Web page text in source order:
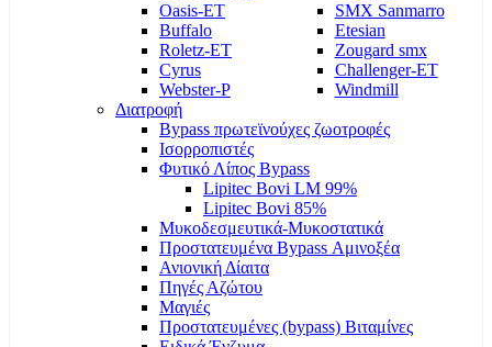
Oasis-ET
Buffalo
Roletz-ET
Cyrus
Webster-P
SMX Sanmarro
Etesian
Zougard smx
Challenger-ET
Windmill
Διατροφή
Bypass πρωτεϊνούχες ζωοτροφές
Ισορροπιστές
Φυτικό Λίπος Bypass
Lipitec Bovi LM 99%
Lipitec Bovi 85%
Μυκοδεσμευτικά-Μυκοστατικά
Προστατευμένα Bypass Αμινοξέα
Ανιονική Δίαιτα
Πηγές Αζώτου
Μαγιές
Προστατευμένες (bypass) Βιταμίνες